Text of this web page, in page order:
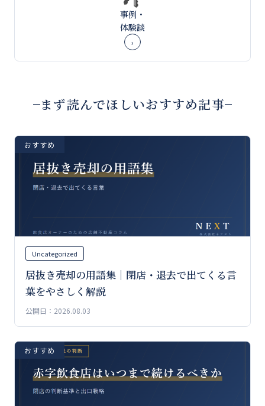
事例・
体験談
›
まず読んでほしいおすすめ記事
おすすめ
Uncategorized
居抜き売却の用語集｜閉店・退去で出てくる言
葉をやさしく解説
公開日：2026.08.03
おすすめ